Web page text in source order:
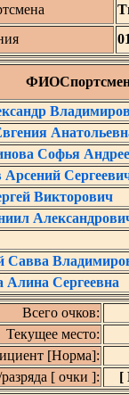
Софья
Арсений
Викторович
Савва
Алина Сергеевна
Всего очков:
Текущее место:
[Норма]:
[ очки ]:
[